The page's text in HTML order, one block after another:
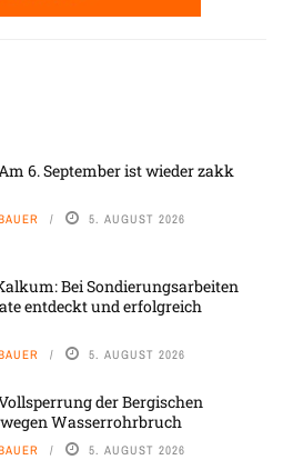
6. September ist wieder zakk
5. AUGUST 2026
Bei Sondierungsarbeiten
entdeckt und erfolgreich
5. AUGUST 2026
der Bergischen
Wasserrohrbruch
5. AUGUST 2026